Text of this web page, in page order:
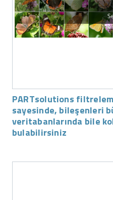
PARTsolutions
sayesinde, bileşenleri
veritabanlarında bile
bulabilirsiniz